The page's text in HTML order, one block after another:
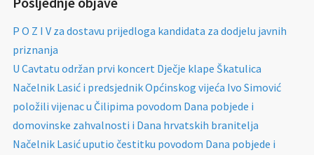
P O Z I V za dostavu prijedloga kandidata za dodjelu javnih
priznanja
U Cavtatu održan prvi koncert Dječje klape Škatulica
Načelnik Lasić i predsjednik Općinskog vijeća Ivo Simović
položili vijenac u Čilipima povodom Dana pobjede i
domovinske zahvalnosti i Dana hrvatskih branitelja
Načelnik Lasić uputio čestitku povodom Dana pobjede i